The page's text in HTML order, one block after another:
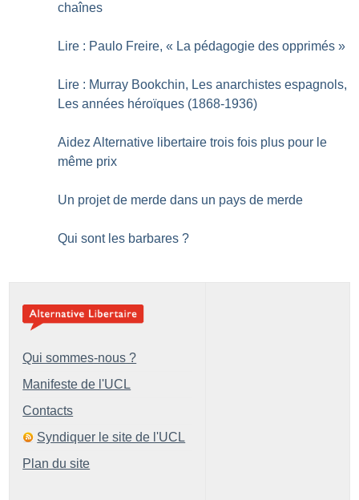
chaînes
Lire : Paulo Freire, « La pédagogie des opprimés »
Lire : Murray Bookchin, Les anarchistes espagnols,
Les années héroïques (1868-1936)
Aidez Alternative libertaire trois fois plus pour le
même prix
Un projet de merde dans un pays de merde
Qui sont les barbares ?
Qui sommes-nous ?
Manifeste de l'UCL
Contacts
Syndiquer le site de l'UCL
Plan du site